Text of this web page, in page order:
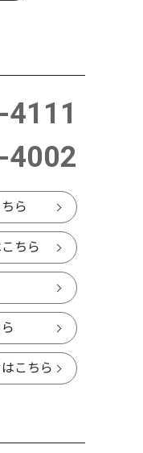
クー
4002
ら
ちら
こちら